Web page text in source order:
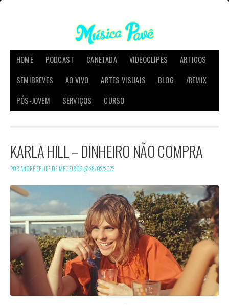
HOME PODCAST CANETADA VIDEOCLIPES
ARTIGOS
SEMIBREVES
AO VIVO ARTES VISUAIS BLOG
/REMIX
PÓS-JOVEM
SERVIÇOS CURSO
KARLA HILL – DINHEIRO NÃO COMPRA
POR ANDRÉ FELIPE DE MEDEIROS @28/02/2023